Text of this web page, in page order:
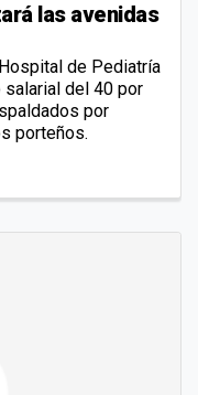
las avenidas
de Pediatría
salarial del 40 por
por
porteños.